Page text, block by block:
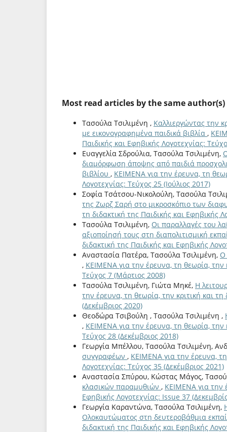
Most read articles by the same author(s)
Τασούλα Τσιλιμένη , Καλλιεργώντας την
με εικονογραφημένα παιδικά βιβλία ,
Παιδικής και Εφηβικής Λογοτεχνίας:
Ευαγγελία Σδρούλια, Τασούλα Τσιλιμένη,
διαμόρφωση άποψης από παιδιά
βιβλίου , ΚΕΙΜΕΝΑ για την έρευνα, τη
Λογοτεχνίας: Τεύχος 25 (Ιούλιος 2017)
Σοφία Τσάτσου-Νικολούλη, Τασούλα
της Ζωρζ Σαρή στο μικροσκόπιο των
τη διδακτική της Παιδικής και Εφηβικής
Τασούλα Τσιλιμένη, Οι παραλλαγές του
αξιοποίησή τους στη διαπολιτισμική
διδακτική της Παιδικής και Εφηβικής
Αναστασία Πατέρα, Τασούλα Τσιλιμένη, Ο
, ΚΕΙΜΕΝΑ για την έρευνα, τη θεωρία, την
Τεύχος 7 (Μάρτιος 2008)
Τασούλα Τσιλιμένη, Γιώτα Μηκέ, Η
την έρευνα, τη θεωρία, την κριτική και
(Δεκέμβριος 2020)
Θεοδώρα Τσιβούλη , Τασούλα Τσιλιμένη ,
, ΚΕΙΜΕΝΑ για την έρευνα, τη θεωρία, την
Τεύχος 28 (Δεκέμβριος 2018)
Γεωργία Μπέλλου, Τασούλα Τσιλιμένη,
συγγραφέων , ΚΕΙΜΕΝΑ για την έρευνα, τη
Λογοτεχνίας: Τεύχος 35 (Δεκέμβριος 2021)
Αναστασία Σπύρου, Κώστας Μάγος,
κλασικών παραμυθιών , ΚΕΙΜΕΝΑ για την
Εφηβικής Λογοτεχνίας: Issue 37
Γεωργία Καραντώνα, Τασούλα Τσιλιμένη,
Ολοκαυτώματος στη δευτεροβάθμια
διδακτική της Παιδικής και Εφηβικής